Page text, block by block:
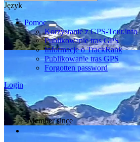
Język
Pomoc
Korzystanie z GPS-Tour.info
Publikowanie tras GPS
Informacje o TrackRank
Publikowanie tras GPS
Forgotten password
Login
Member since